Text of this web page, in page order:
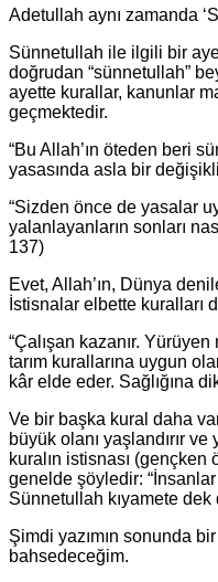
Adetullah aynı zamanda
Sünnetullah ile ilgili bir
doğrudan “sünnetullah”
ayette kurallar, kanunlar
geçmektedir.
“Bu Allah’ın öteden beri
yasasında asla bir
“Sizden önce de yasalar
yalanlayanların sonları
137)
Evet, Allah’ın, Dünya
İstisnalar elbette kuralları
“Çalışan kazanır.
tarım kurallarına uygun
kâr elde eder. Sağlığına
Ve bir başka kural daha
büyük olanı yaşlandırır
kuralın istisnası (gençken
genelde şöyledir:
Sünnetullah kıyamete dek
Şimdi yazımın sonunda
bahsedeceğim.